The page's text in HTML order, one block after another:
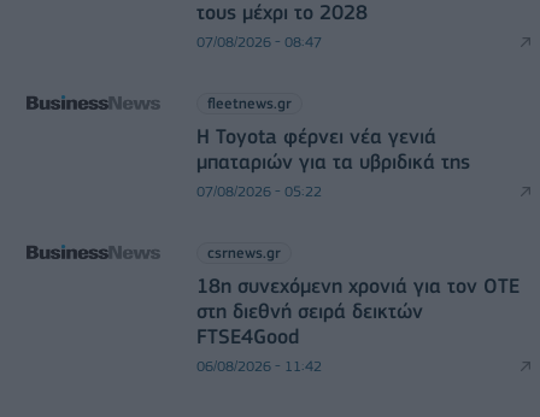
τους μέχρι το 2028
07/08/2026 - 08:47
fleetnews.gr
Η Toyota φέρνει νέα γενιά
μπαταριών για τα υβριδικά της
07/08/2026 - 05:22
csrnews.gr
18η συνεχόμενη χρονιά για τον ΟΤΕ
στη διεθνή σειρά δεικτών
FTSE4Good
06/08/2026 - 11:42